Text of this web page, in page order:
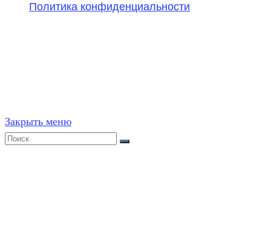
Политика конфиденциальности
Закрыть меню